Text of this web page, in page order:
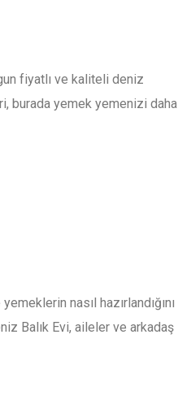
fiyatlı ve kaliteli deniz
burada yemek yemenizi daha
nasıl hazırlandığını
Balık Evi, aileler ve arkadaş